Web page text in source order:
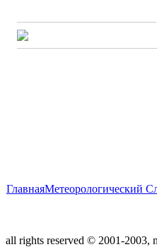
ГлавнаяМетеорологический
all rights reserved © 2001-2003,